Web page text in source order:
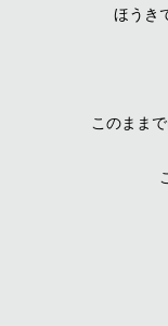
ほうき
このまま